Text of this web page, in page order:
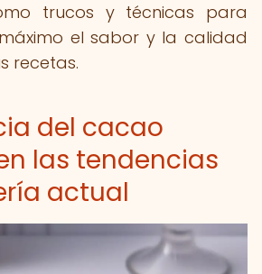
trucos y técnicas para
el sabor y la calidad
recetas.
del cacao
las tendencias
actual